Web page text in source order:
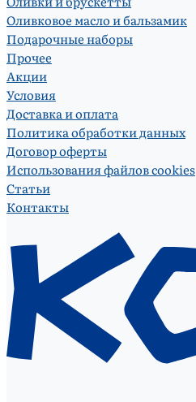
Оливковое масло и бальзамик
Подарочные наборы
Прочее
Акции
Условия
Доставка и оплата
Политика обработки данных
Договор оферты
Использования файлов cookies
Статьи
Контакты